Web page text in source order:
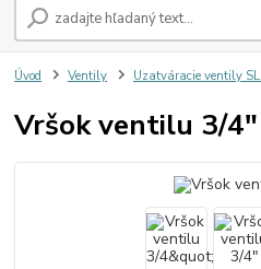
Úvod Ventily Uzatváracie ventily
Vršok ventilu 3/4"